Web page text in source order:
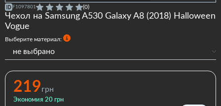
F1097801 (0)
Чехол на Samsung A530 Galaxy A8 (2018) Halloween
Vogue
Выберите материал:
не выбрано
219грн
Экономия 20 грн